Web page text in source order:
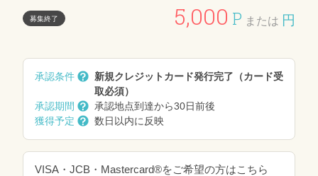
募集終了 5,000 P または 円
承認条件
新規クレジットカード発行完了（カード受
取必須）
承認期間
承認地点到達から30日前後
獲得予定
数日以内に反映
VISA・JCB・Mastercard®をご希望の方はこちら